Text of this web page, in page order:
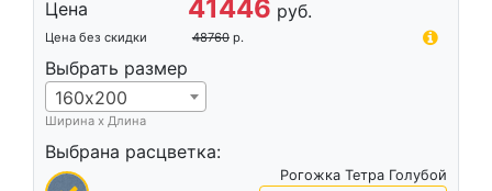
Цена 41446 руб.
Цена без скидки 48760 р.
Выбрать размер
160х200
Ширина х Длина
Выбрана расцветка:
Рогожка Тетра Голубой